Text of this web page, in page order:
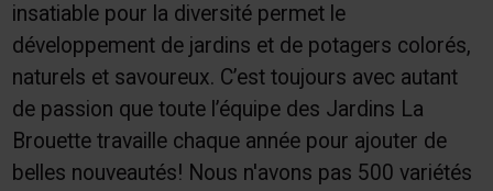
insatiable pour la diversité permet le
développement de jardins et de potagers colorés,
naturels et savoureux. C’est toujours avec autant
de passion que toute l’équipe des Jardins La
Brouette travaille chaque année pour ajouter de
belles nouveautés! Nous n'avons pas 500 variétés